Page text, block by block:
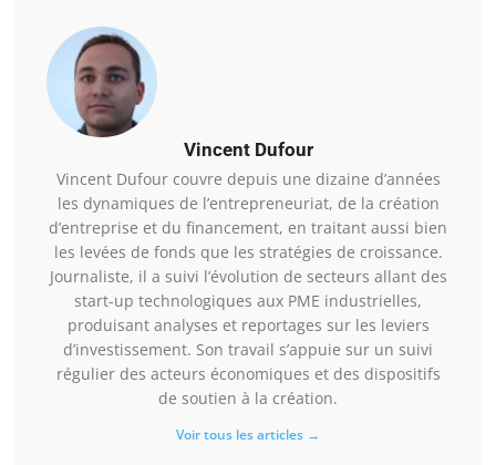
Vincent Dufour
Vincent Dufour couvre depuis une dizaine d’années
les dynamiques de l’entrepreneuriat, de la création
d’entreprise et du financement, en traitant aussi bien
les levées de fonds que les stratégies de croissance.
Journaliste, il a suivi l’évolution de secteurs allant des
start-up technologiques aux PME industrielles,
produisant analyses et reportages sur les leviers
d’investissement. Son travail s’appuie sur un suivi
régulier des acteurs économiques et des dispositifs
de soutien à la création.
Voir tous les articles →